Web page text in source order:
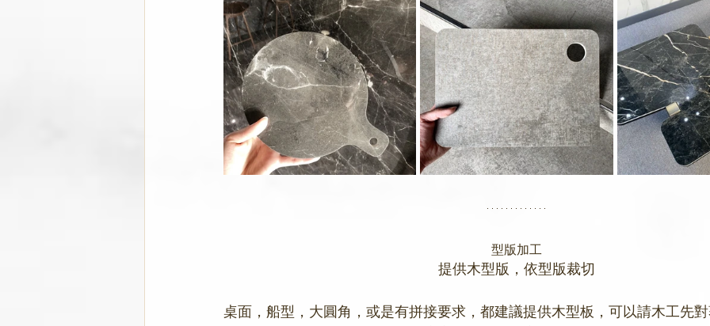
型版加工
提供木型版，依型版裁切
桌面，船型，大圓角，或是有拼接要求，都建議提供木型板，可以請木工先